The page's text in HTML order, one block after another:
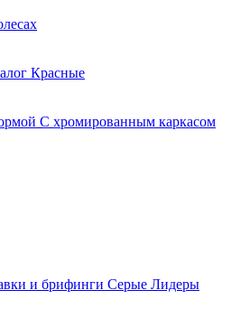
Красные
С хромированным каркасом
и брифинги Серые Лидеры